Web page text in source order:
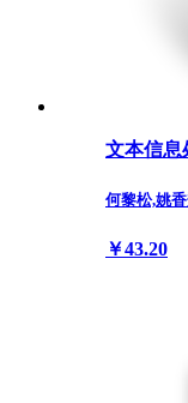
文本信息
何黎松,姚
￥43.20